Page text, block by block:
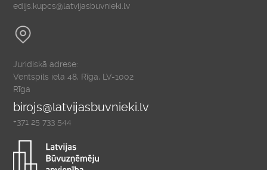
edijs.kupcs@latvijasbuvnieki.lv
Juridiskā adrese:
Ventspils iela 48, Rīga, LV-1002
Rīga
birojs@latvijasbuvnieki.lv
+371 25 733 544